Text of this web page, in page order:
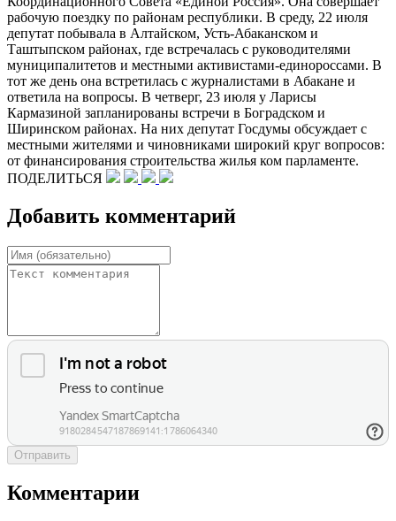
рабочую поездку по районам республики. В среду, 22 июля
депутат побывала в Алтайском, Усть-Абаканском и
Таштыпском районах, где встречалась с руководителями
муниципалитетов и местными активистами-единороссами. В
тот же день она встретилась с журналистами в Абакане и
ответила на вопросы. В четверг, 23 июля у Ларисы
Кармазиной запланированы встречи в Боградском и
Ширинском районах. На них депутат Госдумы обсуждает с
местными жителями и чиновниками широкий круг вопросов:
от финансирования строительства жилья ком парламенте.
ПОДЕЛИТЬСЯ
Добавить комментарий
Отправить
Комментарии